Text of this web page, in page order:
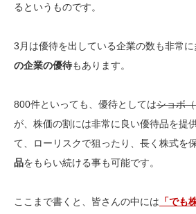
るというものです。
3月は優待を出している企業の数も非常に
の企業の優待もあります。
800件といっても、優待としてはショボ
が、株価の割には非常に良い優待品を提
て、ローリスクで狙ったり、長く株式を
品をもらい続ける事も可能です。
ここまで書くと、皆さんの中には 「でも